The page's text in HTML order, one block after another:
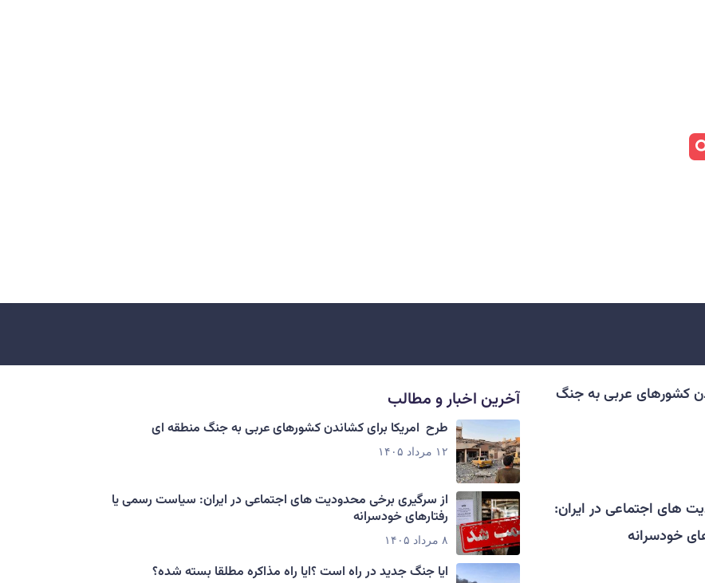
کشورهای عربی به جنگ
های اجتماعی در ایران:
خودسرانه
آخرین اخبار و مطالب
طرح امریکا برای کشاندن کشورهای عربی به جنگ منطقه ای
۱۲ مرداد ۱۴۰۵
از سرگیری برخی محدودیت های اجتماعی در ایران: سیاست رسمی یا
رفتارهای خودسرانه
۸ مرداد ۱۴۰۵
ایا جنگ جدید در راه است ؟ایا راه مذاکره مطلقا بسته شده؟